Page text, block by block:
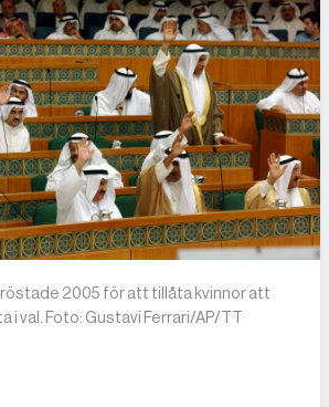
2005 för att tillåta kvinnor att
i val. Foto: Gustavi Ferrari/AP/TT